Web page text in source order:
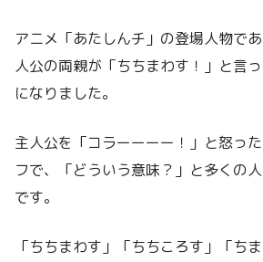
アニメ「あたしんチ」の登場人物で
人公の両親が「ちちまわす！」と言
になりました。
主人公を「コラーーーー！」と怒っ
フで、「どういう意味？」と多くの
です。
「ちちまわす」「ちちころす」「ち